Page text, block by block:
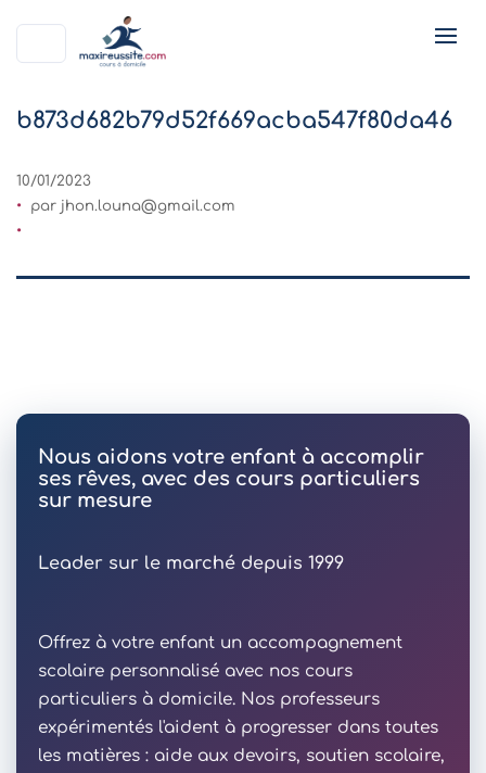
b873d682b79d52f669acba547f80da46
10/01/2023
par jhon.louna@gmail.com
Nous aidons votre enfant à accomplir
ses rêves, avec des cours particuliers
sur mesure
Leader sur le marché depuis 1999
Offrez à votre enfant un accompagnement
scolaire personnalisé avec nos cours
particuliers à domicile. Nos professeurs
expérimentés l'aident à progresser dans toutes
les matières : aide aux devoirs, soutien scolaire,